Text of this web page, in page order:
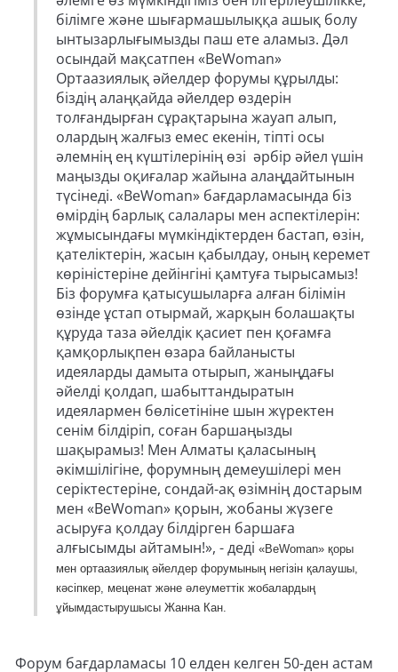
білімге және шығармашылыққа ашық болу
ынтызарлығымызды паш ете аламыз. Дәл
осындай мақсатпен «BeWoman»
Ортаазиялық әйелдер форумы құрылды:
біздің алаңқайда әйелдер өздерін
толғандырған сұрақтарына жауап алып,
олардың жалғыз емес екенін, тіпті осы
әлемнің ең күштілерінің өзі әрбір әйел үшін
маңызды оқиғалар жайына алаңдайтынын
түсінеді. «BeWoman» бағдарламасында біз
өмірдің барлық салалары мен аспектілерін:
жұмысындағы мүмкіндіктерден бастап, өзін,
қателіктерін, жасын қабылдау, оның керемет
көріністеріне дейінгіні қамтуға тырысамыз!
Біз форумға қатысушыларға алған білімін
өзінде ұстап отырмай, жарқын болашақты
құруда таза әйелдік қасиет пен қоғамға
қамқорлықпен өзара байланысты
идеяларды дамыта отырып, жаныңдағы
әйелді қолдап, шабыттандыратын
идеялармен бөлісетініне шын жүректен
сенім білдіріп, соған баршаңызды
шақырамыз! Мен Алматы қаласының
әкімшілігіне, форумның демеушілері мен
серіктестеріне, сондай-ақ өзімнің достарым
мен «BeWoman» қорын, жобаны жүзеге
асыруға қолдау білдірген баршаға
алғысымды айтамын!», - деді «BeWoman» қоры
мен ортаазиялық әйелдер форумының негізін қалаушы,
кәсіпкер, меценат және әлеуметтік жобалардың
ұйымдастырушысы Жанна Кан.
Форум бағдарламасы 10 елден келген 50-ден астам